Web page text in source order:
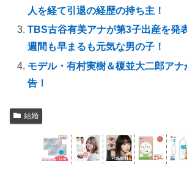
人を経て引退の経歴の持ち主！
TBS古谷有美アナが第3子出産を発
週間も早まるも元気な男の子！
モデル・有村実樹＆榎並大二郎ア
告！
結婚